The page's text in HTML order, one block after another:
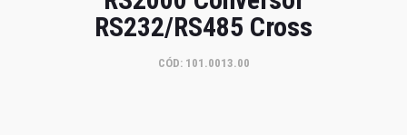
RS232/RS485 Cross
CÓD: 101.0013.00